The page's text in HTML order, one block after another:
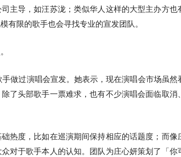
主导，如汪苏泷；类似华人这样的大型主办方也
有限的歌手也会寻找专业的宣发团队。
做过演唱会宣发。她表示，现在演唱会市场虽然
了头部歌手一票难求，也有不少演唱会面临取消
热度，比如在巡演期间保持相应的话题度；而像
对于歌手本人的认知。团队为庄心妍策划了「你